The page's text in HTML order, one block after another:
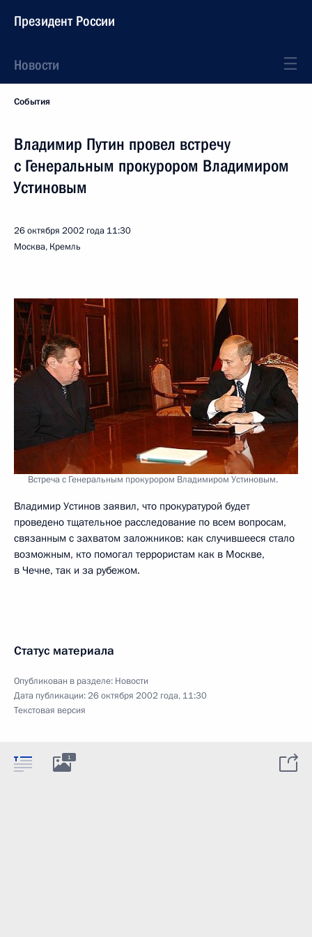
Президент России
Новости
События
Владимир Путин провел встречу
с Генеральным прокурором Владимиром
Устиновым
26 октября 2002 года 11:30
Москва, Кремль
Встреча с Генеральным прокурором Владимиром Устиновым.
Владимир Устинов заявил, что прокуратурой будет
проведено тщательное расследование по всем вопросам,
связанным с захватом заложников: как случившееся стало
возможным, кто помогал террористам как в Москве,
в Чечне, так и за рубежом.
Статус материала
Опубликован в разделе: Новости
Дата публикации:26 октября 2002 года, 11:30
Текстовая версия
1